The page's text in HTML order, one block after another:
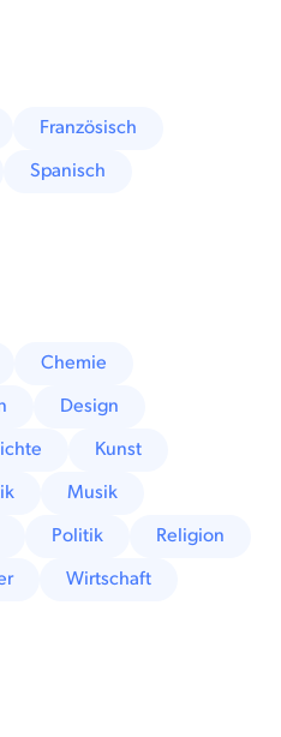
Französisch
Spanisch
Chemie
Design
Kunst
Musik
Politik
Religion
Wirtschaft